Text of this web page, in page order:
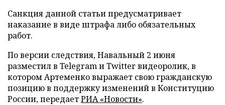
Санкция данной статьи предусматривает
наказание в виде штрафа либо обязательных
работ.
По версии следствия, Навальный 2 июня
разместил в Telegram и Twitter видеоролик, в
котором Артеменко выражает свою гражданскую
позицию в поддержку изменений в Конституцию
России, передаетРИА «Новости».